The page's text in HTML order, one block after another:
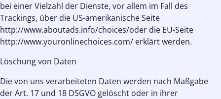
bei einer Vielzahl der Dienste, vor allem im Fall des
Trackings, über die US-amerikanische Seite
http://www.aboutads.info/choices/oder die EU-Seite
http://www.youronlinechoices.com/ erklärt werden.
Löschung von Daten
Die von uns verarbeiteten Daten werden nach Maßgabe
der Art. 17 und 18 DSGVO gelöscht oder in ihrer